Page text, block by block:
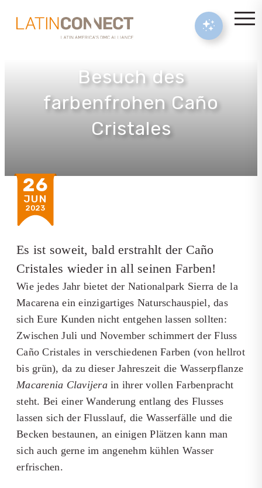
Besuch des
farbenfrohen Caño
Cristales
26
JUN
2023
Es ist soweit, bald erstrahlt der Caño
Cristales wieder in all seinen Farben!
Wie jedes Jahr bietet der Nationalpark Sierra de la
Macarena ein einzigartiges Naturschauspiel, das
sich Eure Kunden nicht entgehen lassen sollten:
Zwischen Juli und November schimmert der Fluss
Caño Cristales in verschiedenen Farben (von hellrot
bis grün), da zu dieser Jahreszeit die Wasserpflanze
Macarenia Clavijerain ihrer vollen Farbenpracht
steht. Bei einer Wanderung entlang des Flusses
lassen sich der Flusslauf, die Wasserfälle und die
Becken bestaunen, an einigen Plätzen kann man
sich auch gerne im angenehm kühlen Wasser
erfrischen.